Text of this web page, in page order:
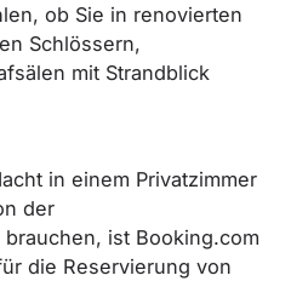
ob Sie in renovierten
Schlössern,
mit Strandblick
in einem Privatzimmer
der
ist Booking.com
die Reservierung von